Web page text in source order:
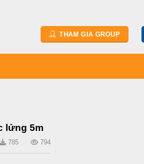
THAM GIA GROUP
lửng 5m
785 794